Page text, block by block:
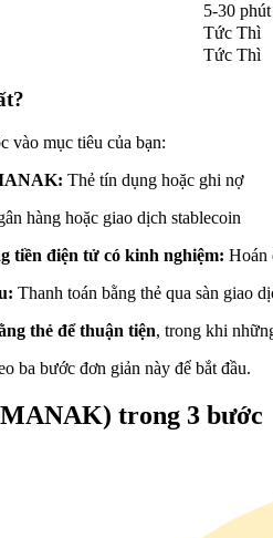
đầu
5-30
Tức Thì
Tức Thì
vào mục tiêu của bạn:
Thẻ tín dụng hoặc ghi nợ
hàng hoặc giao dịch stablecoin
tiền điện tử có kinh nghiệm: Hoán
Thanh toán bằng thẻ qua sàn giao
thẻ để thuận tiện, trong khi
ba bước đơn giản này để bắt đầu.
trong 3 bước